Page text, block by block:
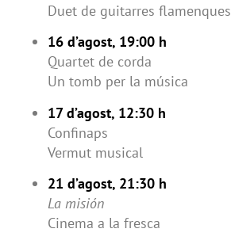
Duet de guitarres flamenques
16 d’agost, 19:00 h
Quartet de corda
Un tomb per la música
17 d’agost, 12:30 h
Confinaps
Vermut musical
21 d’agost, 21:30 h
La misión
Cinema a la fresca